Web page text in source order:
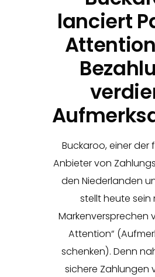
lanciert
Buckaroo, einer der
Anbieter von
den Niederlanden
stellt heute sein
Markenversprechen
Attention“
schenken). Denn
sichere Zahlungen